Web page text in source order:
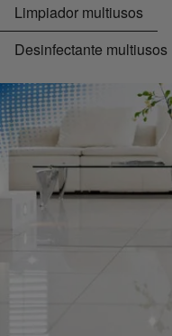
Limpiador multiusos
Desinfectante multiusos